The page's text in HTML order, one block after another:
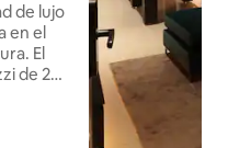
de lujo
en el
El
de 2